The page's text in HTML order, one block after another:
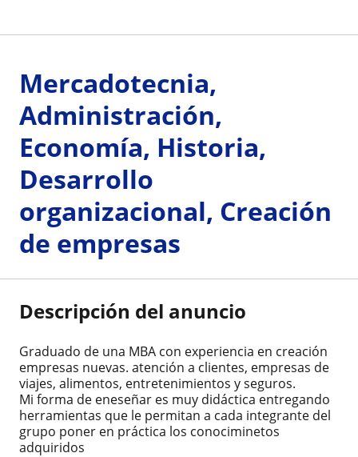
Mercadotecnia,
Administración,
Economía, Historia,
Desarrollo
organizacional, Creación
de empresas
Descripción del anuncio
Graduado de una MBA con experiencia en creación
empresas nuevas. atención a clientes, empresas de
viajes, alimentos, entretenimientos y seguros.
Mi forma de eneseñar es muy didáctica entregando
herramientas que le permitan a cada integrante del
grupo poner en práctica los conociminetos
adquiridos